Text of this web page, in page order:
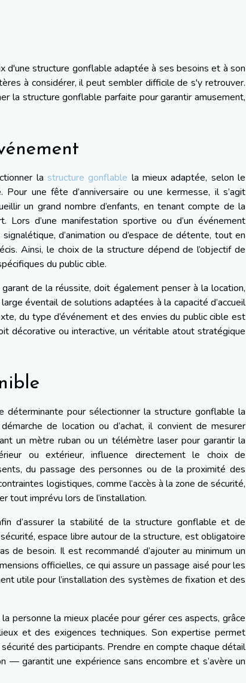
d'une structure gonflable adaptée à ses besoins et à son
à considérer, il peut sembler difficile de s'y retrouver.
la structure gonflable parfaite pour garantir amusement,
la structure gonflable la mieux adaptée, selon le
une fête d’anniversaire ou une kermesse, il s’agit
un grand nombre d’enfants, en tenant compte de la
Lors d’une manifestation sportive ou d’un événement
d’animation ou d’espace de détente, tout en
Ainsi, le choix de la structure dépend de l’objectif de
du public cible.
de la réussite, doit également penser à la location,
éventail de solutions adaptées à la capacité d’accueil
du type d’événement et des envies du public cible est
décorative ou interactive, un véritable atout stratégique
déterminante pour sélectionner la structure gonflable la
de location ou d’achat, il convient de mesurer
un mètre ruban ou un télémètre laser pour garantir la
ou extérieur, influence directement le choix de
du passage des personnes ou de la proximité des
logistiques, comme l’accès à la zone de sécurité,
tout imprévu lors de l’installation.
d’assurer la stabilité de la structure gonflable et de
espace libre autour de la structure, est obligatoire
de besoin. Il est recommandé d’ajouter au minimum un
officielles, ce qui assure un passage aisé pour les
utile pour l’installation des systèmes de fixation et des
personne la mieux placée pour gérer ces aspects, grâce
et des exigences techniques. Son expertise permet
des participants. Prendre en compte chaque détail
— garantit une expérience sans encombre et s’avère un